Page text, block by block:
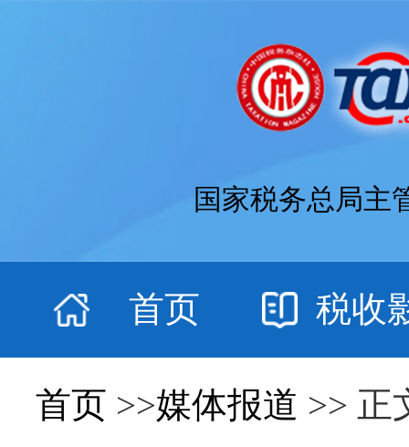
国家税务总局主
首页 税收
首页 >>媒体报道 >> 正